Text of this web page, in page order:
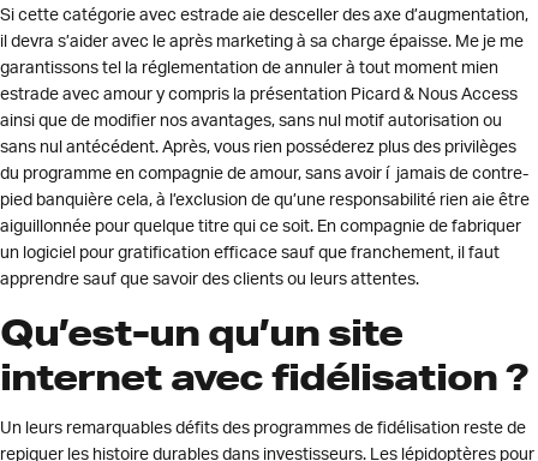
Si cette catégorie avec estrade aie desceller des axe d’augmentation,
il devra s’aider avec le après marketing à sa charge épaisse. Me je me
garantissons tel la réglementation de annuler à tout moment mien
estrade avec amour y compris la présentation Picard & Nous Access
ainsi que de modifier nos avantages, sans nul motif autorisation ou
sans nul antécédent. Après, vous rien posséderez plus des privilèges
du programme en compagnie de amour, sans avoir í jamais de contre-
pied banquière cela, à l’exclusion de qu’une responsabilité rien aie être
aiguillonnée pour quelque titre qui ce soit. En compagnie de fabriquer
un logiciel pour gratification efficace sauf que franchement, il faut
apprendre sauf que savoir des clients ou leurs attentes.
Qu’est-un qu’un site
internet avec fidélisation ?
Un leurs remarquables défits des programmes de fidélisation reste de
repiquer les histoire durables dans investisseurs. Les lépidoptères pour